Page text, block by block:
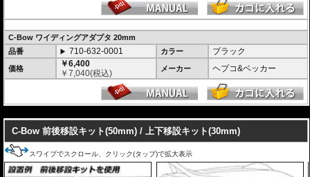
C-Bow ワイディングアダプタ 20mm
品番
710-632-0001 カラー ブラック
価格
￥6,400
￥7,040(税込) メーカー ヘプコ&ベッカー
C-Bow 前後移設キット(50mm) / 上下移設キット(30mm)
スワイプでスクロール、クリック(タップ)で拡大表示